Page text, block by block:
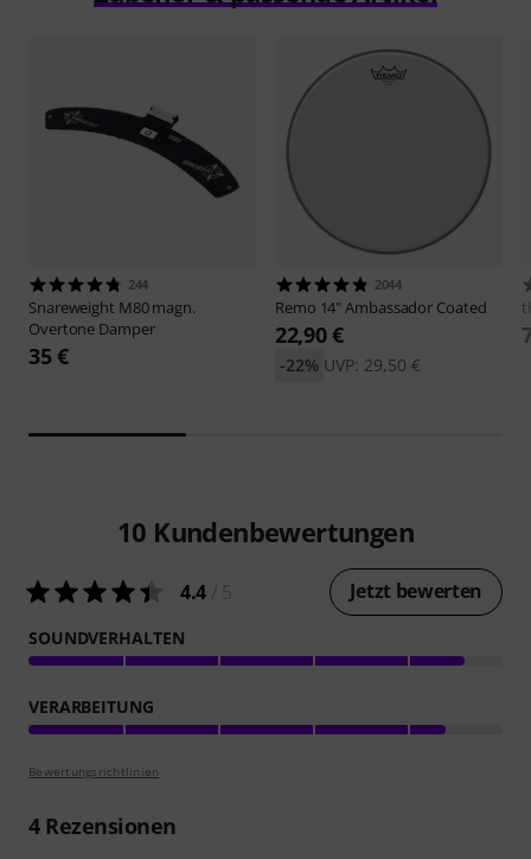
244
Snareweight M80 magn.
Overtone Damper
35 €
2044
Remo 14" Ambassador Coated
22,90 €
UVP: 29,50 €
-22%
10 Kundenbewertungen
4.4 Jetzt bewerten
SOUNDVERHALTEN
VERARBEITUNG
Bewertungsrichtlinien
4Rezensionen